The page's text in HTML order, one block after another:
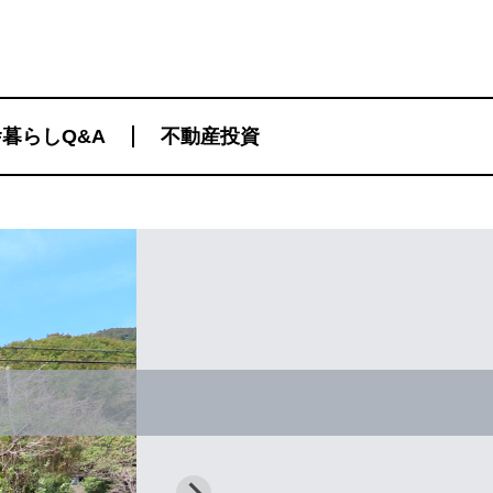
らしQ&A 不動産投資